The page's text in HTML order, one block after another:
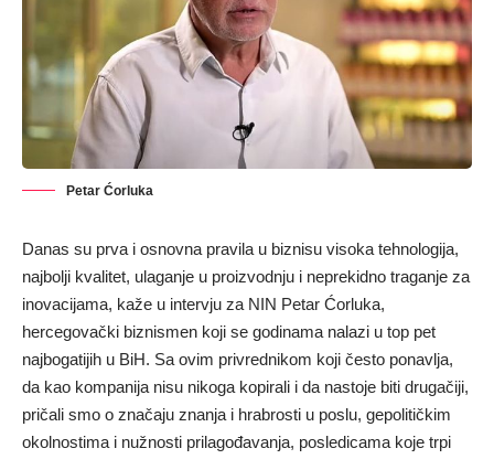
Petar Ćorluka
Danas su prva i osnovna pravila u biznisu visoka tehnologija,
najbolji kvalitet, ulaganje u proizvodnju i neprekidno traganje za
inovacijama, kaže u intervju za NIN Petar Ćorluka,
hercegovački biznismen koji se godinama nalazi u top pet
najbogatijih u BiH. Sa ovim privrednikom koji često ponavlja,
da kao kompanija nisu nikoga kopirali i da nastoje biti drugačiji,
pričali smo o značaju znanja i hrabrosti u poslu, gepolitičkim
okolnostima i nužnosti prilagođavanja, posledicama koje trpi